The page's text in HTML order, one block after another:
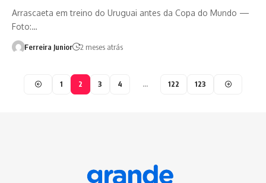
Arrascaeta em treino do Uruguai antes da Copa do Mundo —
Foto:…
Ferreira Junior 2 meses atrás
1 2 3 4 … 122 123